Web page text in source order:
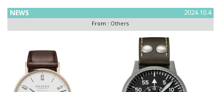
NEWS 2024.10.4
From : Others